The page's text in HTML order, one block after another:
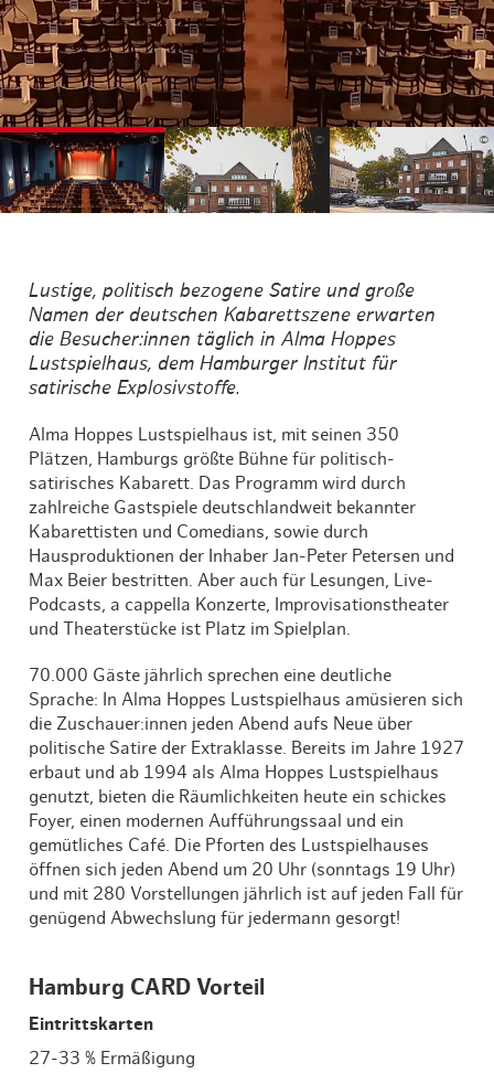
© © ©
Lustige, politisch bezogene Satire und große
Namen der deutschen Kabarettszene erwarten
die Besucher:innen täglich in Alma Hoppes
Lustspielhaus, dem Hamburger Institut für
satirische Explosivstoffe.
Alma Hoppes Lustspielhaus ist, mit seinen 350
Plätzen, Hamburgs größte Bühne für politisch-
satirisches Kabarett. Das Programm wird durch
zahlreiche Gastspiele deutschlandweit bekannter
Kabarettisten und Comedians, sowie durch
Hausproduktionen der Inhaber Jan-Peter Petersen und
Max Beier bestritten. Aber auch für Lesungen, Live-
Podcasts, a cappella Konzerte, Improvisationstheater
und Theaterstücke ist Platz im Spielplan.
70.000 Gäste jährlich sprechen eine deutliche
Sprache: In Alma Hoppes Lustspielhaus amüsieren sich
die Zuschauer:innen jeden Abend aufs Neue über
politische Satire der Extraklasse. Bereits im Jahre 1927
erbaut und ab 1994 als Alma Hoppes Lustspielhaus
genutzt, bieten die Räumlichkeiten heute ein schickes
Foyer, einen modernen Aufführungssaal und ein
gemütliches Café. Die Pforten des Lustspielhauses
öffnen sich jeden Abend um 20 Uhr (sonntags 19 Uhr)
und mit 280 Vorstellungen jährlich ist auf jeden Fall für
genügend Abwechslung für jedermann gesorgt!
Hamburg CARD Vorteil
Eintrittskarten
27-33 % Ermäßigung